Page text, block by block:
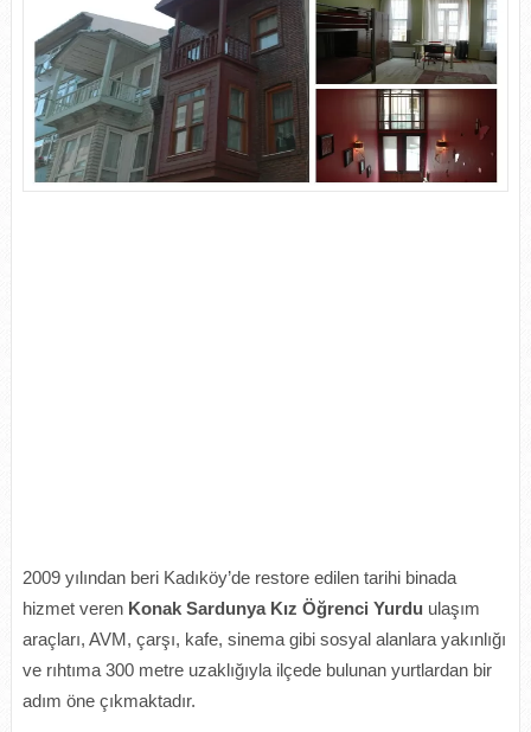
2009 yılından beri Kadıköy’de restore edilen tarihi binada
hizmet veren Konak Sardunya Kız Öğrenci Yurdu ulaşım
araçları, AVM, çarşı, kafe, sinema gibi sosyal alanlara yakınlığı
ve rıhtıma 300 metre uzaklığıyla ilçede bulunan yurtlardan bir
adım öne çıkmaktadır.